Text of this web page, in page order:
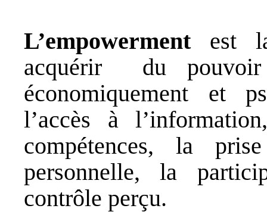
L’empowerment est
acquérir du pouvoir
économiquement et
l’accès à
compétences, la
personnelle, la
contrôle perçu.